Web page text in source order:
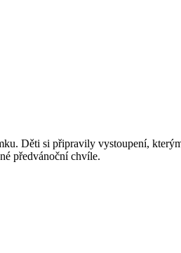
Děti si připravily vystoupení,
předvánoční chvíle.